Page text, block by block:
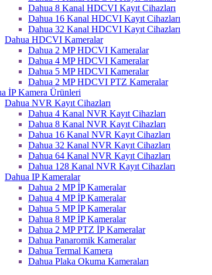
Dahua 8 Kanal HDCVI Kayıt Cihazları
Dahua 16 Kanal HDCVI Kayıt Cihazları
Dahua 32 Kanal HDCVI Kayıt Cihazları
Dahua HDCVI Kameralar
Dahua 2 MP HDCVI Kameralar
Dahua 4 MP HDCVI Kameralar
Dahua 5 MP HDCVI Kameralar
Dahua 2 MP HDCVI PTZ Kameralar
İP Kamera Ürünleri
Dahua NVR Kayıt Cihazları
Dahua 4 Kanal NVR Kayıt Cihazları
Dahua 8 Kanal NVR Kayıt Cihazları
Dahua 16 Kanal NVR Kayıt Cihazları
Dahua 32 Kanal NVR Kayıt Cihazları
Dahua 64 Kanal NVR Kayıt Cihazları
Dahua 128 Kanal NVR Kayıt Cihazları
Dahua IP Kameralar
Dahua 2 MP İP Kameralar
Dahua 4 MP İP Kameralar
Dahua 5 MP İP Kameralar
Dahua 8 MP İP Kameralar
Dahua 2 MP PTZ İP Kameralar
Dahua Panaromik Kameralar
Dahua Termal Kamera
Dahua Plaka Okuma Kameraları